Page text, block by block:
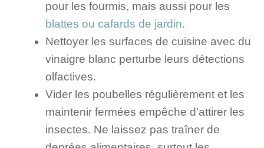
pour les fourmis, mais aussi pour les
blattes ou cafards de jardin.
Nettoyer les surfaces de cuisine avec du
vinaigre blanc perturbe leurs détections
olfactives.
Vider les poubelles régulièrement et les
maintenir fermées empêche d’attirer les
insectes. Ne laissez pas traîner de